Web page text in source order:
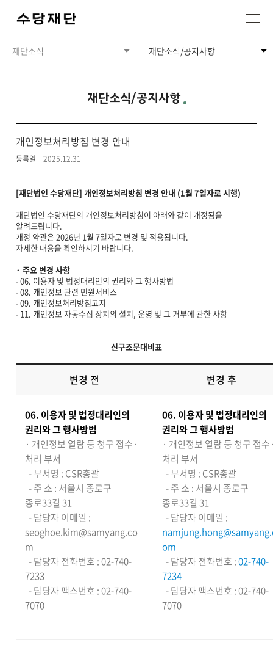
재단소식 재단소식/공지사항
재단소식/공지사항
개인정보처리방침 변경 안내
등록일 2025.12.31
[재단법인 수당재단] 개인정보처리방침 변경 안내 (1월 7일자로 시행)
재단법인 수당재단의 개인정보처리방침이 아래와 같이 개정됨을
알려드립니다.
개정 약관은 2026년 1월 7일자로 변경 및 적용됩니다.
자세한 내용을 확인하시기 바랍니다.
· 주요 변경 사항
- 06. 이용자 및 법정대리인의 권리와 그 행사방법
- 08. 개인정보 관련 민원서비스
- 09. 개인정보처리방침고지
- 11. 개인정보 자동수집 장치의 설치, 운영 및 그 거부에 관한 사항
신구조문대비표
변경 전 변경 후
06. 이용자 및 법정대리인의
권리와 그 행사방법
· 개인정보 열람 등 청구 접수·
처리 부서
- 부서명 : CSR총괄
- 주 소 : 서울시 종로구
종로33길 31
- 담당자 이메일 :
seoghoe.kim@samyang.co
m
- 담당자 전화번호 : 02-740-
7233
- 담당자 팩스번호 : 02-740-
7070
06. 이용자 및 법정대리인의
권리와 그 행사방법
· 개인정보 열람 등 청구 접수
처리 부서
- 부서명 : CSR총괄
- 주 소 : 서울시 종로구
종로33길 31
- 담당자 이메일 :
om
- 담당자 전화번호 :02-740-
7234
- 담당자 팩스번호 : 02-740-
7070